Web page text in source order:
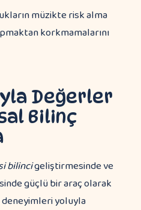
müzikte risk alma
korkmamalarını
Değerler
Bilinç
bilincigeliştirmesinde ve
güçlü bir araç olarak
yoluyla